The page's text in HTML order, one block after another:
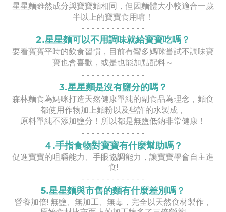
星星麵雖然成分與寶寶麵相同，但因麵體大小較適合一歲
半以上的寶寶食用唷！
- - - - - - - - - - - - -
2.星星麵可以不用調味就給寶寶吃嗎？
要看寶寶平時的飲食習慣，目前有蠻多媽咪嘗試不調味寶
寶也會喜歡，或是也能加點配料～
- - - - - - - - - - - - -
3.星星麵是沒有鹽分的嗎？
森林麵食為媽咪打造天然健康單純的副食品為理念，麵食
都使用作物加上麵粉以及些許的水製成，
原料單純不添加鹽分！所以都是無鹽低鈉非常健康！
- - - - - - - - - - - - -
４.手指食物對寶寶有什麼幫助嗎？
促進寶寶的咀嚼能力、手眼協調能力，讓寶寶學會自主進
食!
- - - - - - - - - - - - -
5.星星麵與市售的麵有什麼差別嗎？
營養加倍! 無鹽、無加工、無毒，完全以天然食材製作，